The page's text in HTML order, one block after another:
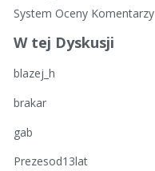
System Oceny Komentarzy
W tej Dyskusji
blazej_h
brakar
gab
Prezesod13lat